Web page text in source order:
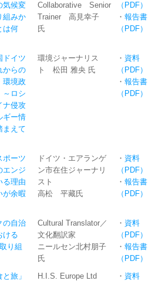
気候変
組みか
は何
Collaborative Senior
Trainer 高見幸子
氏
（PDF）
・ 報告書
（PDF）
ドイツ
からの
環境政
ロシ
ナ侵攻
ギー情
まえて
環境ジャーナリス
ト 松田 雅央 氏
・ 資料
（PDF）
・ 報告書
（PDF）
ポーツ
エンジ
る理由
が余暇
ドイツ・エアランゲ
ン市在住ジャーナリ
スト
高松 平藏氏 ​
・ 資料
（PDF）
・ 報告書
（PDF）
の自治
ける
り組
Cultural Translator／
文化翻訳家
ニールセン北村朋子
氏
・ 資料
（PDF）
・ 報告書
（PDF）
旅」
H.I.S. Europe Ltd
・ 資料